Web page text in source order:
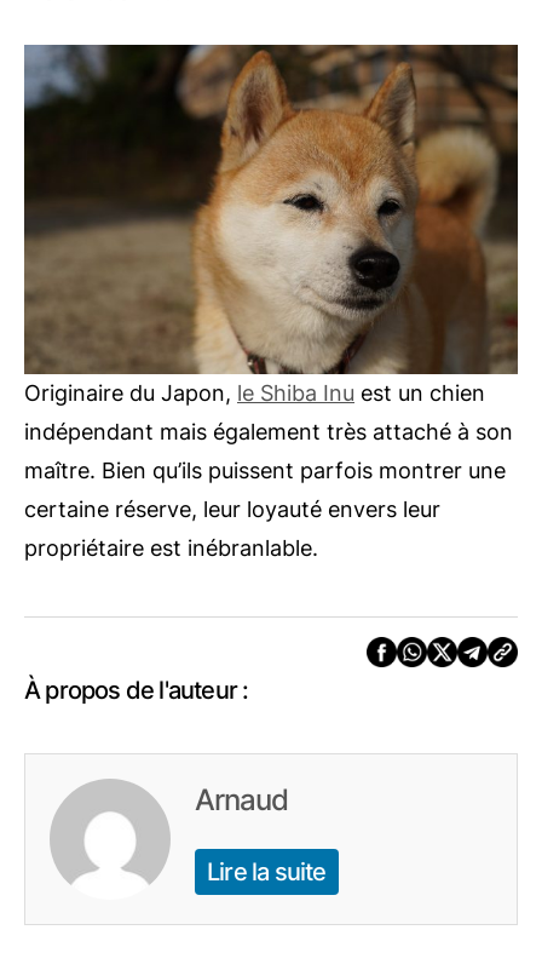
Originaire du Japon, le Shiba Inu est un chien
indépendant mais également très attaché à son
maître. Bien qu’ils puissent parfois montrer une
certaine réserve, leur loyauté envers leur
propriétaire est inébranlable.
À propos de l'auteur :
Arnaud
Lire la suite